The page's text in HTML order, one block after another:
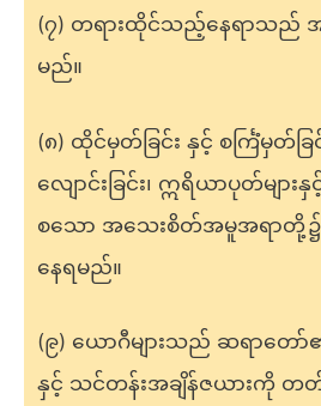
(၇) တရားထိုင်သည့်နေရာသည် အ
မည်။
(၈) ထိုင်မှတ်ခြင်း နှင့် စင်္ကြံမှတ်ခြင်
လျောင်းခြင်း၊ ဣရိယာပုတ်များနှ
စသော အသေးစိတ်အမူအရာ
နေရမည်။
(၉) ယောဂီများသည် ဆရာတေ
နှင့် သင်တန်းအချိန်ဇယားကို တ